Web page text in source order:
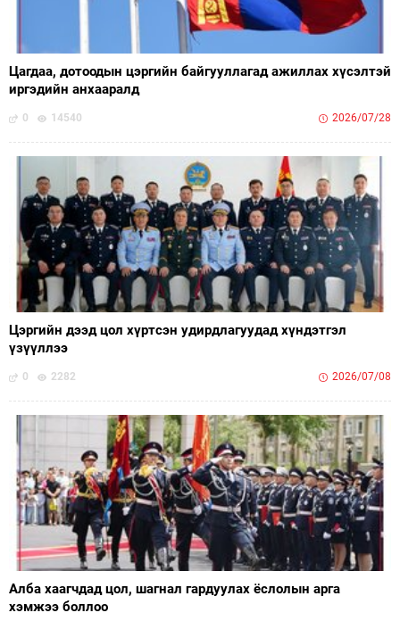
Цагдаа, дотоодын цэргийн байгууллагад ажиллах хүсэлтэй
иргэдийн анхааралд
0 14540 2026/07/28
Цэргийн дээд цол хүртсэн удирдлагуудад хүндэтгэл
үзүүллээ
0 2282 2026/07/08
Алба хаагчдад цол, шагнал гардуулах ёслолын арга
хэмжээ боллоо